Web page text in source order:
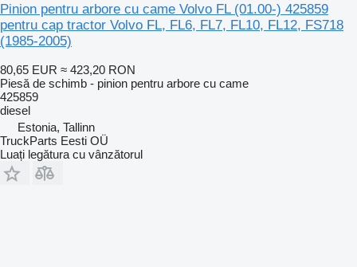
Pinion pentru arbore cu came Volvo FL (01.00-) 425859
pentru cap tractor Volvo FL, FL6, FL7, FL10, FL12, FS718
(1985-2005)
80,65 EUR ≈ 423,20 RON
Piesă de schimb - pinion pentru arbore cu came
425859
diesel
Estonia, Tallinn
TruckParts Eesti OÜ
Luați legătura cu vânzătorul